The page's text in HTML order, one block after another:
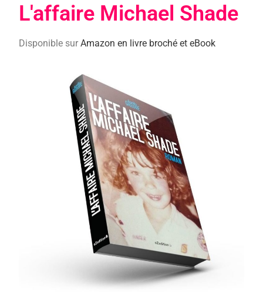
L'affaire Michael Shade​
Disponible surAmazon en livre broché et eBook